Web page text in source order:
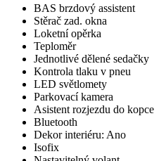
BAS brzdový assistent
Stěrač zad. okna
Loketní opěrka
Teploměr
Jednotlivé dělené sedačky
Kontrola tlaku v pneu
LED světlomety
Parkovací kamera
Asistent rozjezdu do kopce
Bluetooth
Dekor interiéru: Ano
Isofix